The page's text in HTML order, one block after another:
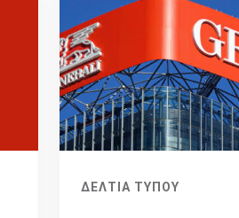
ΔΕΛΤΙΑ ΤΥΠΟΥ